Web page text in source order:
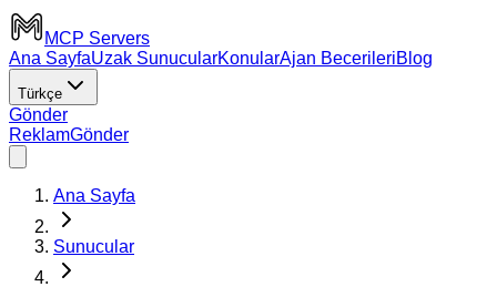
MCP Servers
Ana SayfaUzak SunucularKonularAjan BecerileriBlog
Türkçe
Gönder
ReklamGönder
Ana Sayfa
Sunucular